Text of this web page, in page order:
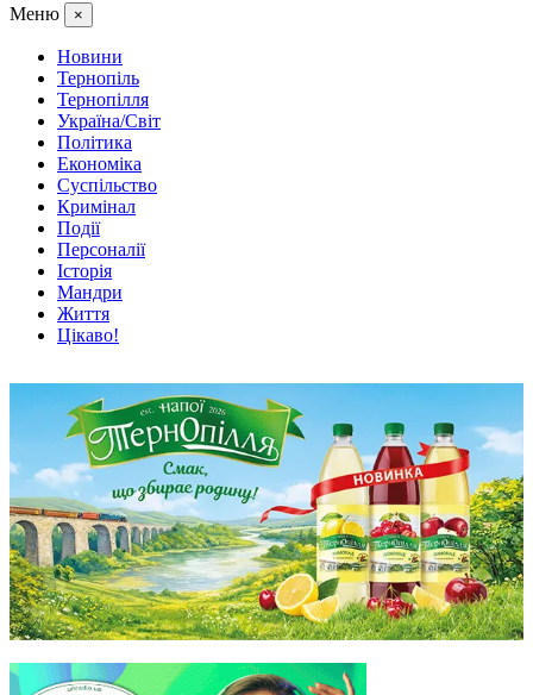
Меню ×
Новини
Тернопіль
Тернопілля
Україна/Світ
Політика
Економіка
Суспільство
Кримінал
Події
Персоналії
Історія
Мандри
Життя
Цікаво!